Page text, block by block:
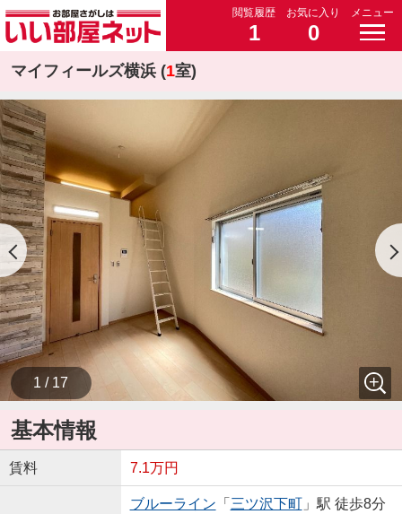
閲覧履歴
1
お気に入り
0
メニュー
マイフィールズ横浜 (1室)
1 / 17
基本情報
賃料 7.1万円
ブルーライン 「 三ツ沢下町」駅 徒歩8分